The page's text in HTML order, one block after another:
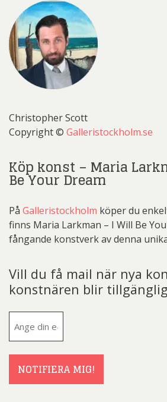
Christopher Scott
Copyright © Galleristockholm.se
Köp konst – Maria
Be Your Dream
På Galleristockholm köper du
finns Maria Larkman – I Will Be
fångande konstverk av denna
Vill du få mail när nya
konstnären blir
NOTIFIERA MIG!